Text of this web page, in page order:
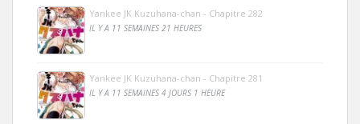
Yankee JK Kuzuhana-chan - Chapitre 282
IL Y A 11 SEMAINES 21 HEURES
Yankee JK Kuzuhana-chan - Chapitre 281
IL Y A 11 SEMAINES 4 JOURS 1 HEURE